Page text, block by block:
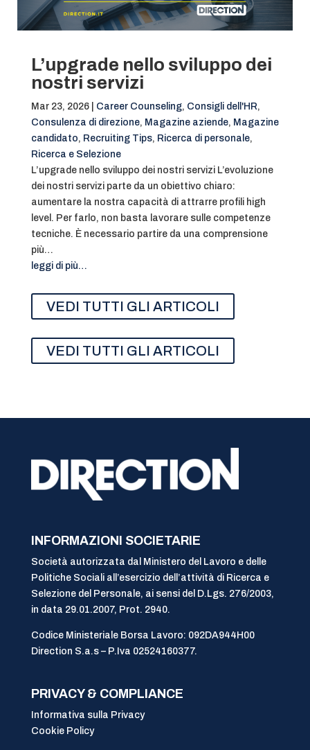
L’upgrade nello sviluppo dei
nostri servizi
Mar 23, 2026| Career Counseling, Consigli dell'HR,
Consulenza di direzione, Magazine aziende, Magazine
candidato, Recruiting Tips, Ricerca di personale,
Ricerca e Selezione
L’upgrade nello sviluppo dei nostri servizi L’evoluzione
dei nostri servizi parte da un obiettivo chiaro:
aumentare la nostra capacità di attrarre profili high
level. Per farlo, non basta lavorare sulle competenze
tecniche. È necessario partire da una comprensione
più…
leggi di più…
VEDI TUTTI GLI ARTICOLI
VEDI TUTTI GLI ARTICOLI
INFORMAZIONI SOCIETARIE
Società autorizzata dal Ministero del Lavoro e delle
Politiche Sociali all’esercizio dell’attività di Ricerca e
Selezione del Personale, ai sensi del D.Lgs. 276/2003,
in data 29.01.2007, Prot. 2940.
Codice Ministeriale Borsa Lavoro: 092DA944H00
Direction S.a.s – P.Iva 02524160377.
PRIVACY & COMPLIANCE
Informativa sulla Privacy
Cookie Policy